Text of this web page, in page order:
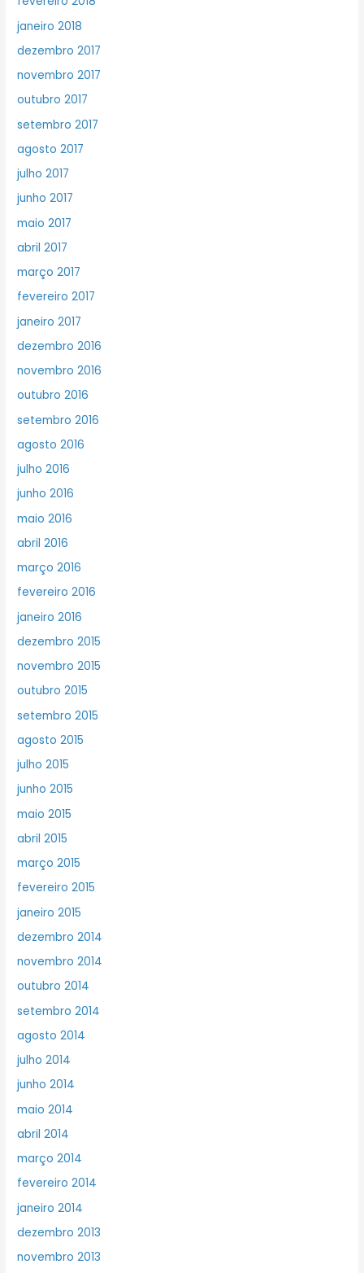
janeiro 2018
dezembro 2017
novembro 2017
outubro 2017
setembro 2017
agosto 2017
julho 2017
junho 2017
maio 2017
abril 2017
março 2017
fevereiro 2017
janeiro 2017
dezembro 2016
novembro 2016
outubro 2016
setembro 2016
agosto 2016
julho 2016
junho 2016
maio 2016
abril 2016
março 2016
fevereiro 2016
janeiro 2016
dezembro 2015
novembro 2015
outubro 2015
setembro 2015
agosto 2015
julho 2015
junho 2015
maio 2015
abril 2015
março 2015
fevereiro 2015
janeiro 2015
dezembro 2014
novembro 2014
outubro 2014
setembro 2014
agosto 2014
julho 2014
junho 2014
maio 2014
abril 2014
março 2014
fevereiro 2014
janeiro 2014
dezembro 2013
novembro 2013